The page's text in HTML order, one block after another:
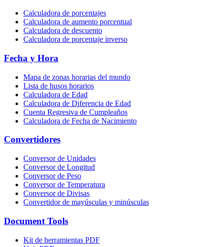
Calculadora de porcentajes
Calculadora de aumento porcentual
Calculadora de descuento
Calculadora de porcentaje inverso
Fecha y Hora
Mapa de zonas horarias del mundo
Lista de husos horarios
Calculadora de Edad
Calculadora de Diferencia de Edad
Cuenta Regresiva de Cumpleaños
Calculadora de Fecha de Nacimiento
Convertidores
Conversor de Unidades
Conversor de Longitud
Conversor de Peso
Conversor de Temperatura
Conversor de Divisas
Convertidor de mayúsculas y minúsculas
Document Tools
Kit de herramientas PDF